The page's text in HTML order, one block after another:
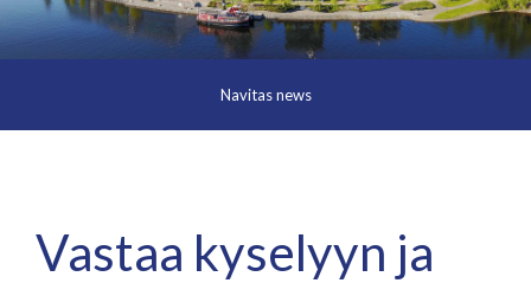
Navitas news
Vastaa kyselyyn ja